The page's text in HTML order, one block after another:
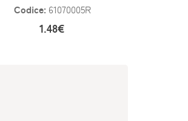
Codice: 61070005R
1.48€